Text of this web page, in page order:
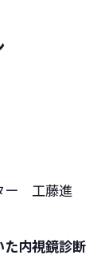
ー 工藤進
た内視鏡診断